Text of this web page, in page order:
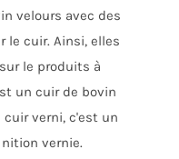
velours avec des
le cuir. Ainsi, elles
le produits à
un cuir de bovin
cuir verni, c'est un
vernie.